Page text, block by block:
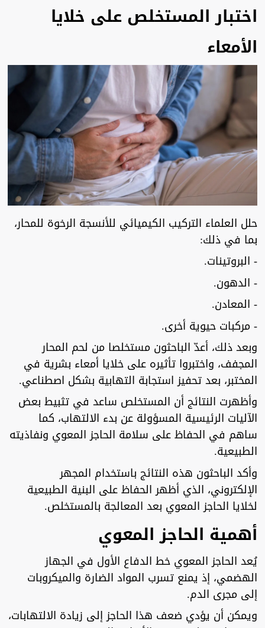
اختبار المستخلص على خلايا
الأمعاء
حلل العلماء التركيب الكيميائي للأنسجة الرخوة للمحار،
بما في ذلك:
- البروتينات.
- الدهون.
- المعادن.
- مركبات حيوية أخرى.
وبعد ذلك، أعدّ الباحثون مستخلصا من لحم المحار
المجفف، واختبروا تأثيره على خلايا أمعاء بشرية في
المختبر، بعد تحفيز استجابة التهابية بشكل اصطناعي.
وأظهرت النتائج أن المستخلص ساعد في تثبيط بعض
الآليات الرئيسية المسؤولة عن بدء الالتهاب، كما
ساهم في الحفاظ على سلامة الحاجز المعوي ونفاذيته
الطبيعية.
وأكد الباحثون هذه النتائج باستخدام المجهر
الإلكتروني، الذي أظهر الحفاظ على البنية الطبيعية
لخلايا الحاجز المعوي بعد المعالجة بالمستخلص.
أهمية الحاجز المعوي
يُعد الحاجز المعوي خط الدفاع الأول في الجهاز
الهضمي، إذ يمنع تسرب المواد الضارة والميكروبات
إلى مجرى الدم.
ويمكن أن يؤدي ضعف هذا الحاجز إلى زيادة الالتهابات،